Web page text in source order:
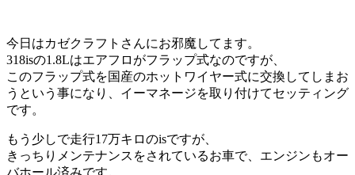
今日はカゼクラフトさんにお邪魔してます。
318isの1.8Lはエアフロがフラップ式なのですが、
このフラップ式を国産のホットワイヤー式に交換してしまお
うという事になり、イーマネージを取り付けてセッティング
です。
もう少しで走行17万キロのisですが、
きっちりメンテナンスをされているお車で、エンジンもオー
バホール済みです。